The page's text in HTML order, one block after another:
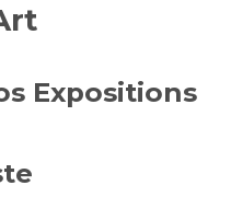
Expositions